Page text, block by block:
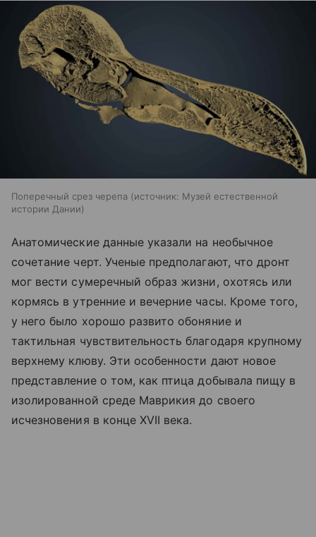
Поперечный срез черепа источник: Музей естественной
истории Дании
Анатомические данные указали на необычное
сочетание черт. Ученые предполагают, что дронт
мог вести сумеречный образ жизни, охотясь или
кормясь в утренние и вечерние часы. Кроме того,
у него было хорошо развито обоняние и
тактильная чувствительность благодаря крупному
верхнему клюву. Эти особенности дают новое
представление о том, как птица добывала пищу в
изолированной среде Маврикия до своего
исчезновения в конце XVII века.